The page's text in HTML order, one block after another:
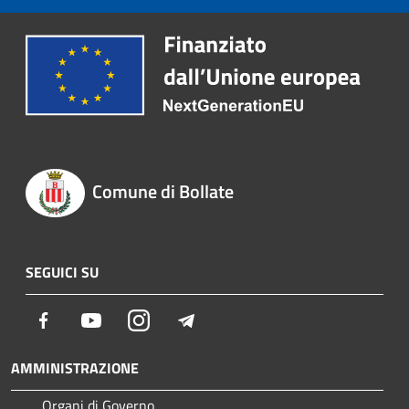
Comune di Bollate
SEGUICI SU
Facebook YoutubeInstagram
AMMINISTRAZIONE